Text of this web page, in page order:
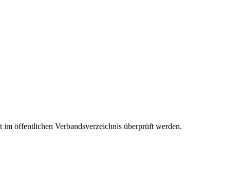
öffentlichen Verbandsverzeichnis überprüft werden.